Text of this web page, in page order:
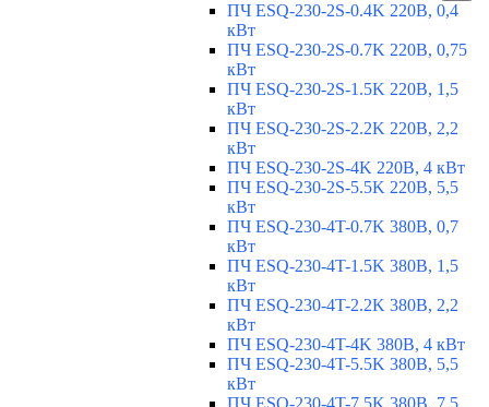
ПЧ ESQ-230-2S-0.4K 220В, 0,4
кВт
ПЧ ESQ-230-2S-0.7K 220В, 0,75
кВт
ПЧ ESQ-230-2S-1.5K 220В, 1,5
кВт
ПЧ ESQ-230-2S-2.2K 220В, 2,2
кВт
ПЧ ESQ-230-2S-4K 220В, 4 кВт
ПЧ ESQ-230-2S-5.5K 220В, 5,5
кВт
ПЧ ESQ-230-4T-0.7K 380В, 0,7
кВт
ПЧ ESQ-230-4T-1.5K 380В, 1,5
кВт
ПЧ ESQ-230-4T-2.2K 380В, 2,2
кВт
ПЧ ESQ-230-4T-4K 380В, 4 кВт
ПЧ ESQ-230-4T-5.5K 380В, 5,5
кВт